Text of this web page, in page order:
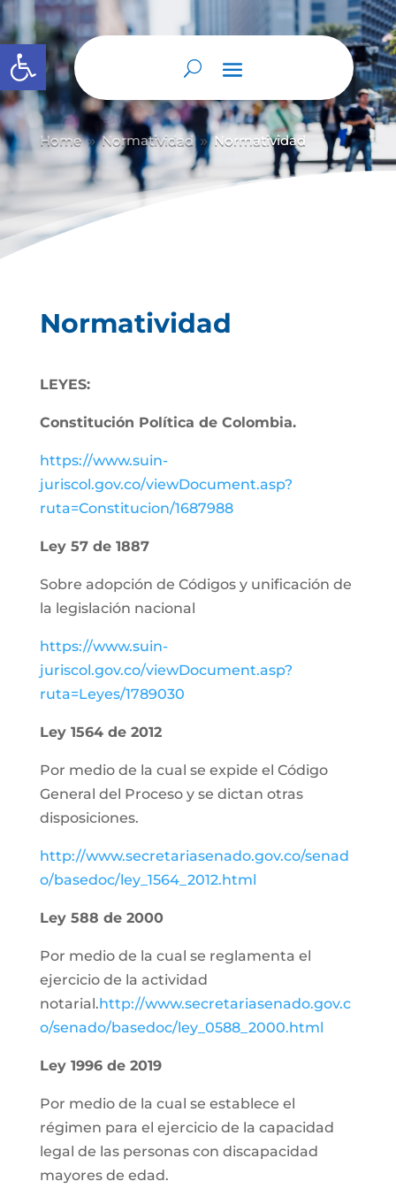
Abrir barra de herramientas
Home 9 Normatividad 9 Normatividad
Normatividad
LEYES:
Constitución Política de Colombia.
https://www.suin-
juriscol.gov.co/viewDocument.asp?
ruta=Constitucion/1687988
Ley 57 de 1887
Sobre adopción de Códigos y unificación de
la legislación nacional
https://www.suin-
juriscol.gov.co/viewDocument.asp?
ruta=Leyes/1789030
Ley 1564 de 2012
Por medio de la cual se expide el Código
General del Proceso y se dictan otras
disposiciones.
http://www.secretariasenado.gov.co/senad
o/basedoc/ley_1564_2012.html
Ley 588 de 2000
Por medio de la cual se reglamenta el
ejercicio de la actividad
notarial.http://www.secretariasenado.gov.c
o/senado/basedoc/ley_0588_2000.html
Ley 1996 de 2019
Por medio de la cual se establece el
régimen para el ejercicio de la capacidad
legal de las personas con discapacidad
mayores de edad.